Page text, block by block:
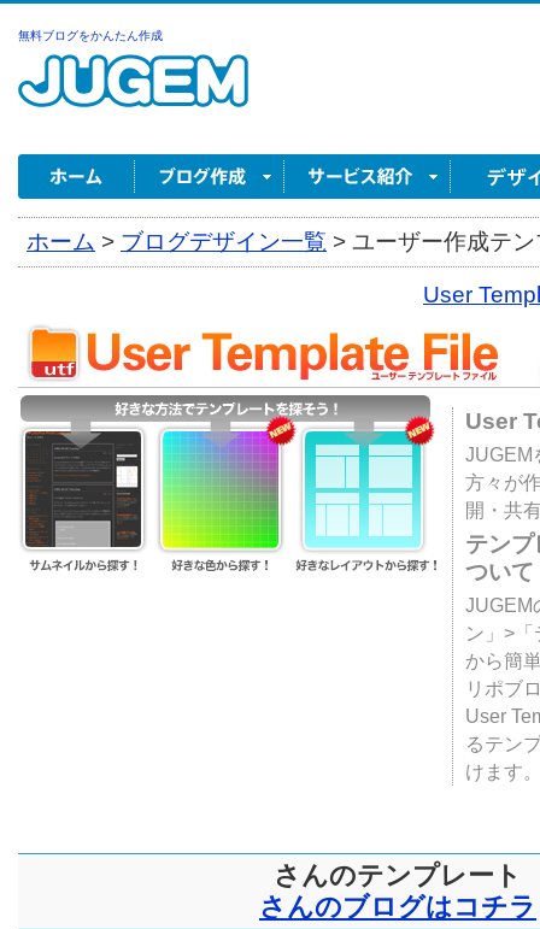
無料ブログをかんたん作成
ホーム > ブログデザイン一覧 > ユーザー作成テ
User
User
JUGEM
方々が
開・共
テン
ついて
JUGEM
ン」>
から簡
リポブ
User
るテン
けます
さんのテンプレート
さんのブログはコチラ